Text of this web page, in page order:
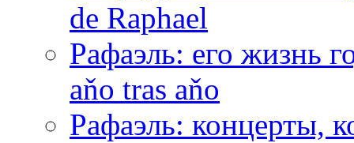
de Raphael
Рафаэль: его жизнь
aňo tras aňo
Рафаэль: концерты,